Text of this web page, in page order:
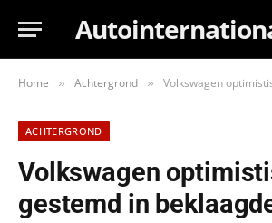
Home » Achtergrond » Volkswagen optimistisch
ACHTERGROND
Volkswagen
gestemd in